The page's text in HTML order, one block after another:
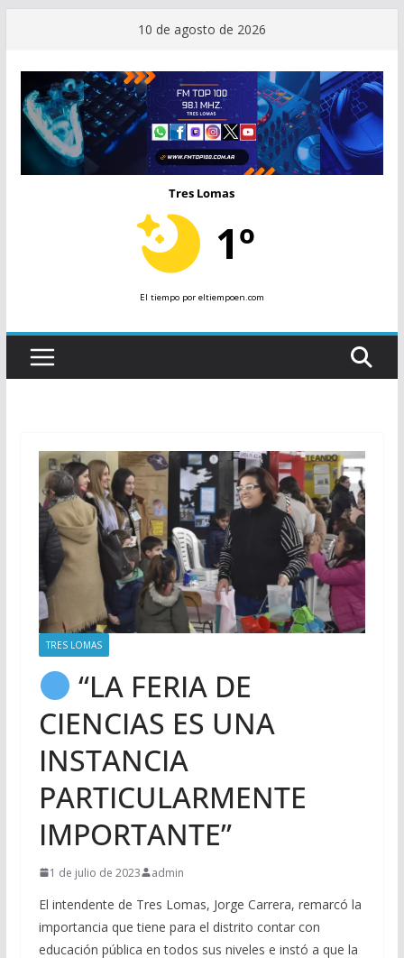
contenido
10 de agosto de 2026
Tres Lomas
1º
El tiempopor eltiempoen.com
TRES LOMAS
“LA FERIA DE
CIENCIAS ES UNA
INSTANCIA
PARTICULARMENTE
IMPORTANTE”
1 de julio de 2023 admin
El intendente de Tres Lomas, Jorge Carrera, remarcó la
importancia que tiene para el distrito contar con
educación pública en todos sus niveles e instó a que la